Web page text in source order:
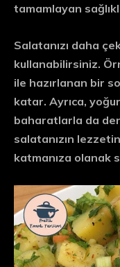
tamamlayan
Salatanızı daha
kullanabilirsiniz.
ile hazırlanan bir
katar. Ayrıca,
baharatlarla da
salatanızın
katmanıza olanak